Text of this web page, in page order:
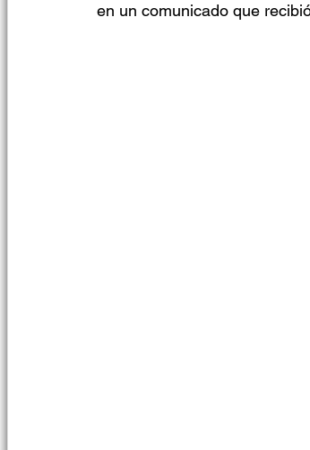
en un comunicado que